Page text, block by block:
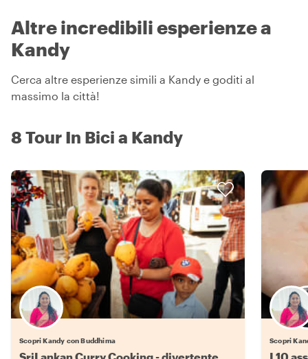
Altre incredibili esperienze a
Kandy
Cerca altre esperienze simili a Kandy e goditi al
massimo la città!
8 Tour In Bici a Kandy
Scopri Kandy con Buddhima Scopri